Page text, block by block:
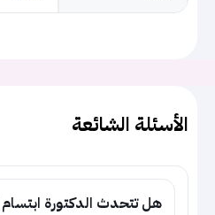
الأسئلة الشائعة
هل تتحدث الدكتورة ابتسام